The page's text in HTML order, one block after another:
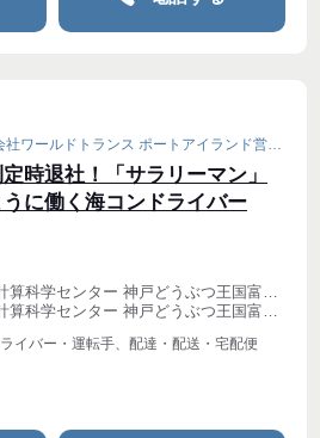
株式会社ワールドトランス ポートアイランド営業所［001］
時退社！「サラリーマン」
に働く海コンドライバー
センター 神戸どうぶつ王国富岳前駅 (徒歩 5分)
センター 神戸どうぶつ王国富岳前駅 (徒歩 5分)
イバー・運転手、配達・配送・宅配便